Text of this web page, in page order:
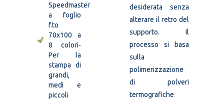
Speedmaster
a foglio
f.to
70x100 a
8 colori-
Per la
stampa di
grandi,
medi e
piccoli
desiderata senza
alterare il retro del
supporto. Il
processo si basa
sulla
polimerizzazione
di polveri
termografiche